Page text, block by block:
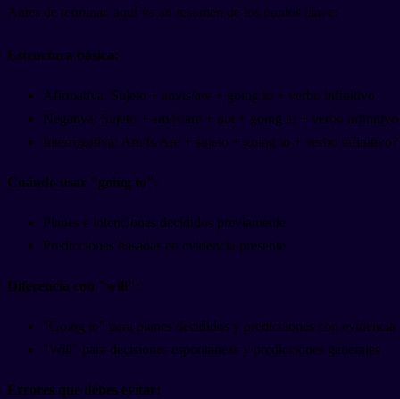
Antes de terminar, aquí va un resumen de los puntos clave:
Estructura básica:
Afirmativa: Sujeto + am/is/are + going to + verbo infinitivo
Negativa: Sujeto + am/is/are + not + going to + verbo infinitivo
Interrogativa: Am/Is/Are + sujeto + going to + verbo infinitivo?
Cuándo usar "going to":
Planes e intenciones decididos previamente
Predicciones basadas en evidencia presente
Diferencia con "will":
"Going to" para planes decididos y predicciones con evidencia
"Will" para decisiones espontáneas y predicciones generales
Errores que debes evitar: